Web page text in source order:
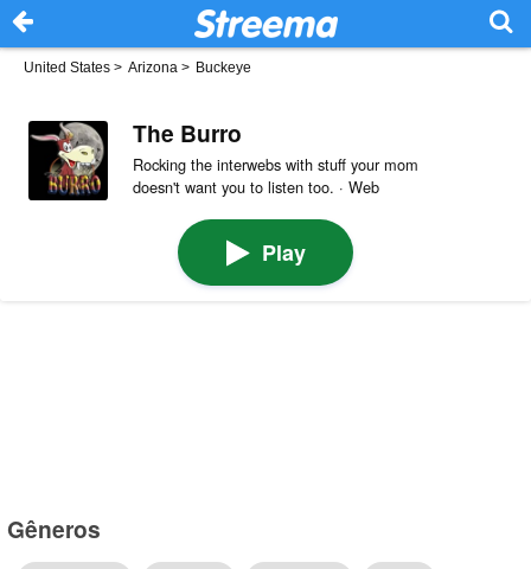
United States > Arizona > Buckeye
The Burro
Rocking the interwebs with stuff your mom
doesn't want you to listen too. · Web
Play
Gêneros